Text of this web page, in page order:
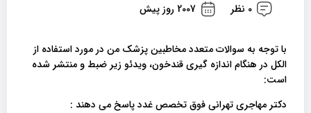
0 نظر 2007 روز پیش
با توجه به سوالات متعدد مخاطبینپزشک من در مورد استفاده از
الکل در هنگام اندازه گیری قندخون، ویدئو زیر ضبط و منتشر شده
است:
دکتر مهاجری تهرانی فوق تخصص غدد پاسخ می دهند :